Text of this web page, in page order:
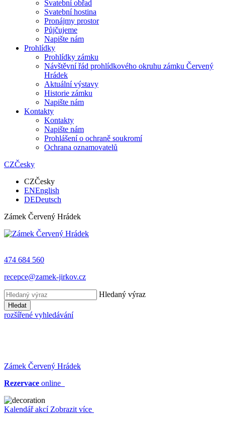
Svatební obřad
Svatební hostina
Pronájmy prostor
Půjčujeme
Napište nám
Prohlídky
Prohlídky zámku
Návštěvní řád prohlídkového okruhu zámku Červený
Hrádek
Aktuální výstavy
Historie zámku
Napište nám
Kontakty
Kontakty
Napište nám
Prohlášení o ochraně soukromí
Ochrana oznamovatelů
CZČesky
CZČesky
ENEnglish
DEDeutsch
Zámek Červený Hrádek
474 684 560
recepce@zamek-jirkov.cz
Hledaný výraz
Hledat
rozšířené vyhledávání
Zámek Červený Hrádek
Rezervace online
Kalendář akcí Zobrazit více